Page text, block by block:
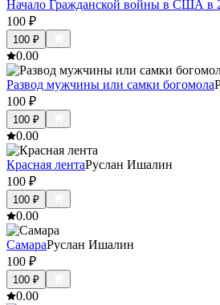
Начало Гражданской войны в США в
100 ₽
100 ₽
0.00
Развод мужчины или самки богомола
100 ₽
100 ₽
0.00
Красная лентаРуслан Ишалин
100 ₽
100 ₽
0.00
СамараРуслан Ишалин
100 ₽
100 ₽
0.00